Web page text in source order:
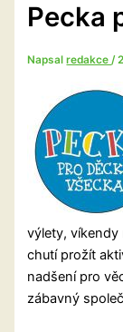
Pecka
Napsalredakce/
výlety,
chutí prožít
nadšení pro
zábavný